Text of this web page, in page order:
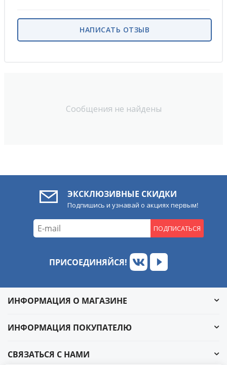
Сообщения не найдены
НАПИСАТЬ ОТЗЫВ
ЭКСКЛЮЗИВНЫЕ СКИДКИ
Подпишись и узнавай о акциях первым!
ПОДПИСАТЬСЯ
ПРИСОЕДИНЯЙСЯ!
ИНФОРМАЦИЯ О МАГАЗИНЕ
ИНФОРМАЦИЯ ПОКУПАТЕЛЮ
СВЯЗАТЬСЯ С НАМИ